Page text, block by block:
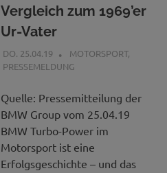
Vergleich zum 1969’er
Ur-Vater
DO. 25.04.19 BCGAP
MOTORSPORT,
PRESSEMELDUNG
Quelle: Pressemitteilung der
BMW Group vom 25.04.19
BMW Turbo-Power im
Motorsport ist eine
Erfolgsgeschichte – und das